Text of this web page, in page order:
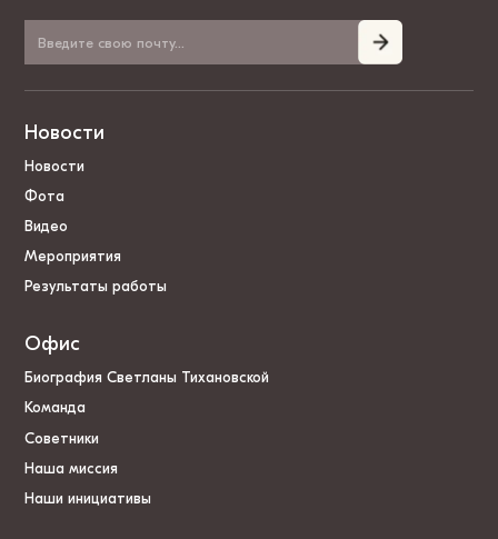
Новости
Новости
Фота
Видео
Мероприятия
Результаты работы
Офис
Биография Светланы Тихановской
Команда
Советники
Наша миссия
Наши инициативы